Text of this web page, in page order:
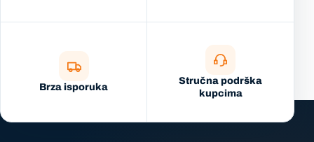
Brza isporuka
Stručna podrška
kupcima